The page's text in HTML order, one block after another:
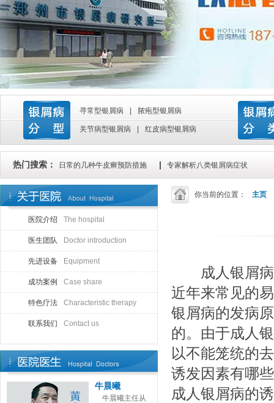
寻常型银屑病 脓疱型银屑病
关节病型银屑病 红皮病型银屑病
热门搜索： 日常的几种牛皮癣预防措施 | 专家解析八类银屑病症状
医院介绍 The hospital
医生团队 Doctor introduction
先进设备 Equipment
成功案例 Case share
特色疗法 Characteristic therapy
联系我们 Contact us
牛晨曦
牛晨曦主任从
你当前的位置： 主页
成人银屑病
近年来常见的
银屑病的发病
的。由于成人
以不能笼统的
诱发因素有哪
成人银屑病的